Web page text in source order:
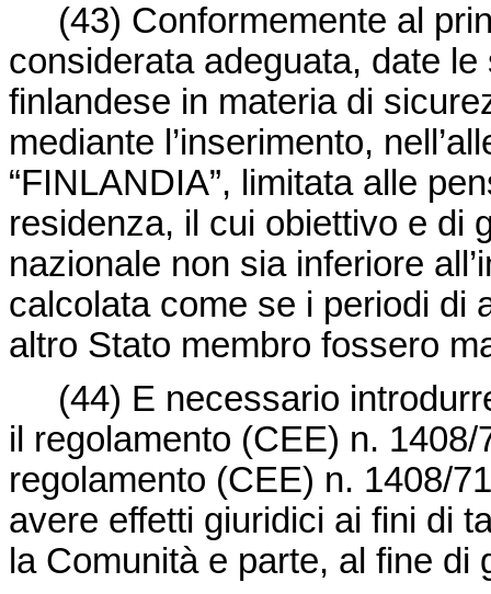
(43) Conformemente al
considerata adeguata, date
finlandese in materia di
mediante l’inserimento,
“FINLANDIA”, limitata alle
residenza, il cui obiettivo e di
nazionale non sia inferiore
calcolata come se i periodi di
altro Stato membro fossero
(44) E necessario
il regolamento (CEE) n.
regolamento (CEE) n. 1408/
avere effetti giuridici ai fini di
la Comunità e parte, al fine